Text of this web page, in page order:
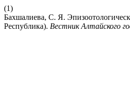
(1)
Бахшалиева, С. Я.
Республика). Вестник Алтайского